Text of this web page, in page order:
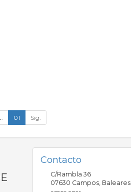
01 Sig.
Contacto
C/Rambla 36
07630 Campos, Baleares